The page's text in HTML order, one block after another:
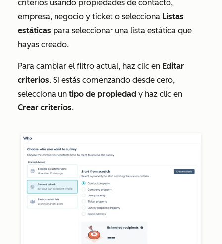
criterios usando propiedades de contacto,
empresa, negocio y ticket o selecciona Listas
estáticas para seleccionar una lista estática que
hayas creado.
Para cambiar el filtro actual, haz clic en Editar
criterios. Si estás comenzando desde cero,
selecciona un tipo de propiedad y haz clic en
Crear criterios.